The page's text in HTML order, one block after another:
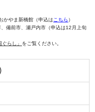
やま新橋館（申込は こちら）
前市、瀬戸内市（申込は12月上旬
らし」 をご覧ください。